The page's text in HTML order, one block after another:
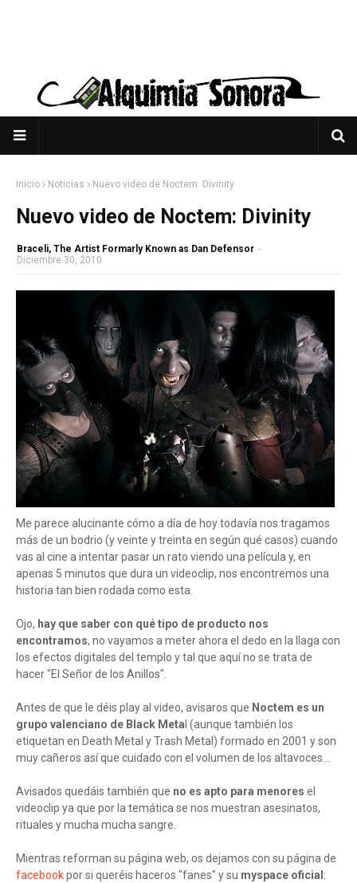
Inicio Noticias Nuevo video de Noctem: Divinity
Nuevo video de Noctem: Divinity
Braceli, The Artist Formarly Known as Dan Defensor -
Diciembre 30, 2010
Me parece alucinante cómo a día de hoy todavía nos tragamos
más de un bodrio (y veinte y treinta en según qué casos) cuando
vas al cine a intentar pasar un rato viendo una película y, en
apenas 5 minutos que dura un videoclip, nos encontremos una
historia tan bien rodada como esta.
Ojo, hay que saber con qué tipo de producto nos
encontramos, no vayamos a meter ahora el dedo en la llaga con
los efectos digitales del templo y tal que aquí no se trata de
hacer "El Señor de los Anillos".
Antes de que le déis play al video, avisaros que Noctem es un
grupo valenciano de Black Meta l (aunque también los
etiquetan en Death Metal y Trash Metal) formado en 2001 y son
muy cañeros así que cuidado con el volumen de los altavoces...
Avisados quedáis también que no es apto para menores el
videoclip ya que por la temática se nos muestran asesinatos,
rituales y mucha mucha sangre.
Mientras reforman su página web, os dejamos con su página de
facebookpor si queréis haceros "fanes" y su myspace oficial :